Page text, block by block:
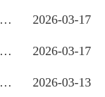
2026-03-17
2026-03-17
2026-03-13